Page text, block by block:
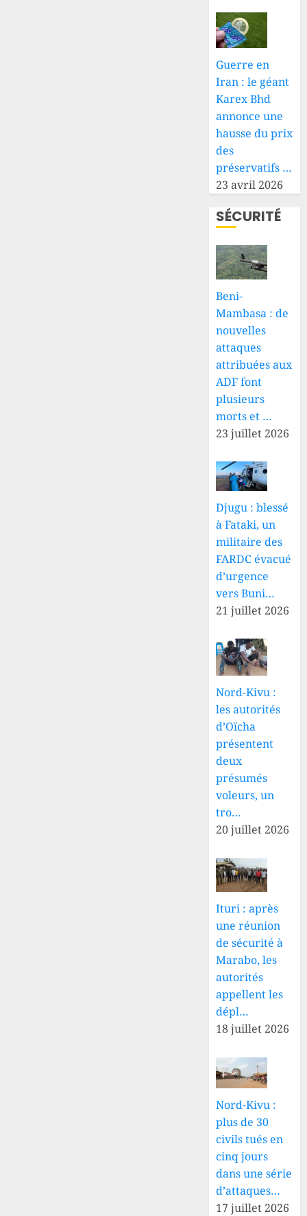
Guerre en
Iran : le géant
Karex Bhd
annonce une
hausse du prix
des
préservatifs …
23 avril 2026
SÉCURITÉ
Beni-
Mambasa : de
nouvelles
attaques
attribuées aux
ADF font
plusieurs
morts et …
23 juillet 2026
Djugu : blessé
à Fataki, un
militaire des
FARDC évacué
d’urgence
vers Buni…
21 juillet 2026
Nord-Kivu :
les autorités
d’Oïcha
présentent
deux
présumés
voleurs, un
tro…
20 juillet 2026
Ituri : après
une réunion
de sécurité à
Marabo, les
autorités
appellent les
dépl…
18 juillet 2026
Nord-Kivu :
plus de 30
civils tués en
cinq jours
dans une série
d’attaques…
17 juillet 2026